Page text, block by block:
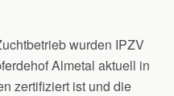
wurden IPZV
Almetal aktuell in
zertifiziert ist und die